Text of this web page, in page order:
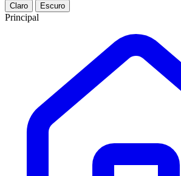
Claro Escuro
Principal